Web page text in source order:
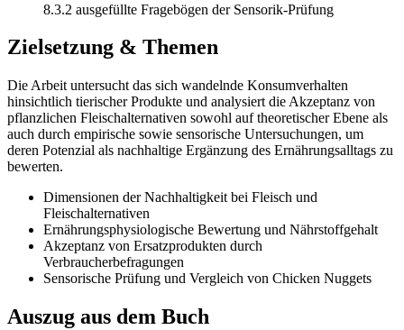
8.3.2 ausgefüllte Fragebögen der Sensorik-Prüfung
Zielsetzung & Themen
Die Arbeit untersucht das sich wandelnde Konsumverhalten
hinsichtlich tierischer Produkte und analysiert die Akzeptanz von
pflanzlichen Fleischalternativen sowohl auf theoretischer Ebene als
auch durch empirische sowie sensorische Untersuchungen, um
deren Potenzial als nachhaltige Ergänzung des Ernährungsalltags zu
bewerten.
Dimensionen der Nachhaltigkeit bei Fleisch und
Fleischalternativen
Ernährungsphysiologische Bewertung und Nährstoffgehalt
Akzeptanz von Ersatzprodukten durch
Verbraucherbefragungen
Sensorische Prüfung und Vergleich von Chicken Nuggets
Auszug aus dem Buch